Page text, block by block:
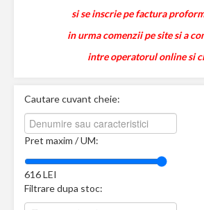
si se inscrie pe factura
in urma comenzii pe site si a
intre operatorul online si
Cautare cuvant cheie:
Pret maxim / UM:
616LEI
Filtrare dupa stoc: